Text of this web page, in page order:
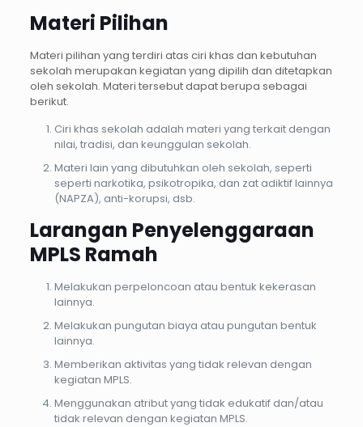
Materi Pilihan
Materi pilihan yang terdiri atas ciri khas dan kebutuhan
sekolah merupakan kegiatan yang dipilih dan ditetapkan
oleh sekolah. Materi tersebut dapat berupa sebagai
berikut.
Ciri khas sekolah adalah materi yang terkait dengan
nilai, tradisi, dan keunggulan sekolah.
Materi lain yang dibutuhkan oleh sekolah, seperti
seperti narkotika, psikotropika, dan zat adiktif lainnya
(NAPZA), anti-korupsi, dsb.
Larangan Penyelenggaraan
MPLS Ramah
Melakukan perpeloncoan atau bentuk kekerasan
lainnya.
Melakukan pungutan biaya atau pungutan bentuk
lainnya.
Memberikan aktivitas yang tidak relevan dengan
kegiatan MPLS.
Menggunakan atribut yang tidak edukatif dan/atau
tidak relevan dengan kegiatan MPLS.